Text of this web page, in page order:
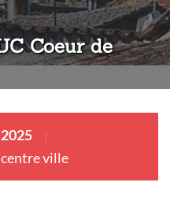
Coeur de
centre ville